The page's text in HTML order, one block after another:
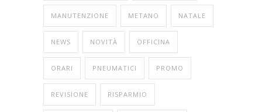
MANUTENZIONE METANO NATALE
NEWS NOVITÀ OFFICINA
ORARI PNEUMATICI PROMO
REVISIONE RISPARMIO